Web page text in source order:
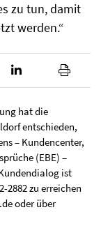
zu tun, damit
werden.“
hat die
entschieden,
– Kundencenter,
(EBE) –
ist
2882 zu erreichen
oder über